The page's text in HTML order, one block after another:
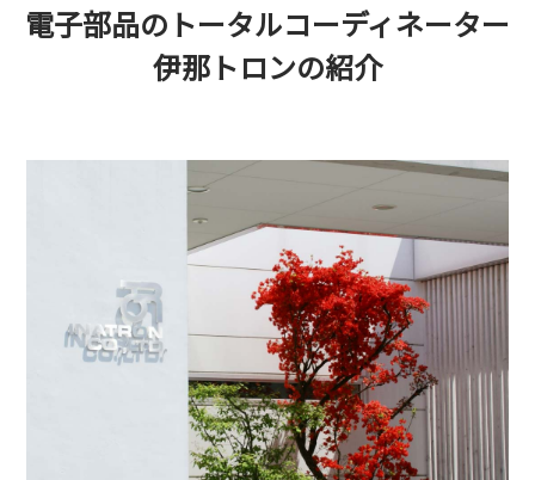
電子部品のトータルコーディネーター
伊那トロンの紹介